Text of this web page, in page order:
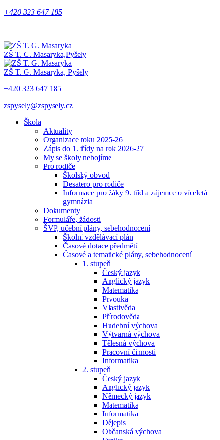
+420 323 647 185
ZŠ T. G. Masaryka,Pyšely
ZŠ T. G. Masaryka, Pyšely
+420 323 647 185
zspysely@zspysely.cz
Škola
Aktuality
Organizace roku 2025-26
Zápis do 1. třídy na rok 2026-27
My se školy nebojíme
Pro rodiče
Školský obvod
Desatero pro rodiče
Informace pro žáky 9. tříd a zájemce o víceletá
gymnázia
Dokumenty
Formuláře, žádosti
ŠVP, učební plány, sebehodnocení
Školní vzdělávací plán
Časové dotace předmětů
Časové a tematické plány, sebehodnocení
1. stupeň
Český jazyk
Anglický jazyk
Matematika
Prvouka
Vlastivěda
Přírodověda
Hudební výchova
Výtvarná výchova
Tělesná výchova
Pracovní činnosti
Informatika
2. stupeň
Český jazyk
Anglický jazyk
Německý jazyk
Matematika
Informatika
Dějepis
Občanská výchova